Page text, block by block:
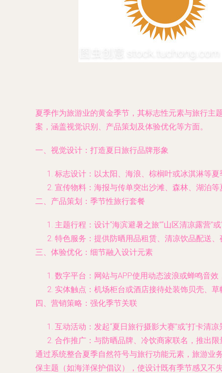
夏季作为旅游业的黄金季节，其标志性元素与旅行主
案，涵盖视觉识别、产品策划及体验优化等方面。
一、视觉设计：打造夏日旅行品牌形象
标志设计：以太阳、海浪、棕榈叶或冰淇淋等
宣传物料：海报与传单突出沙滩、森林、湖泊
二、产品策划：季节性旅行套餐
主题行程：设计“海滨避暑之旅”“山区清凉露营”
特色服务：提供防晒用品租赁、清凉饮品配送
三、体验优化：细节融入设计元素
数字平台：网站与APP使用动态波浪或蝉鸣音效
实体触点：机场柜台或酒店接待处装饰贝壳、
四、营销策略：强化季节关联
互动活动：发起“夏日旅行摄影大赛”或“打卡清
合作推广：与防晒品牌、冷饮商家联名，推出限
通过系统整合夏季自然符号与旅行功能元素，旅游
保主题（如海洋保护倡议），使设计既有季节感又不